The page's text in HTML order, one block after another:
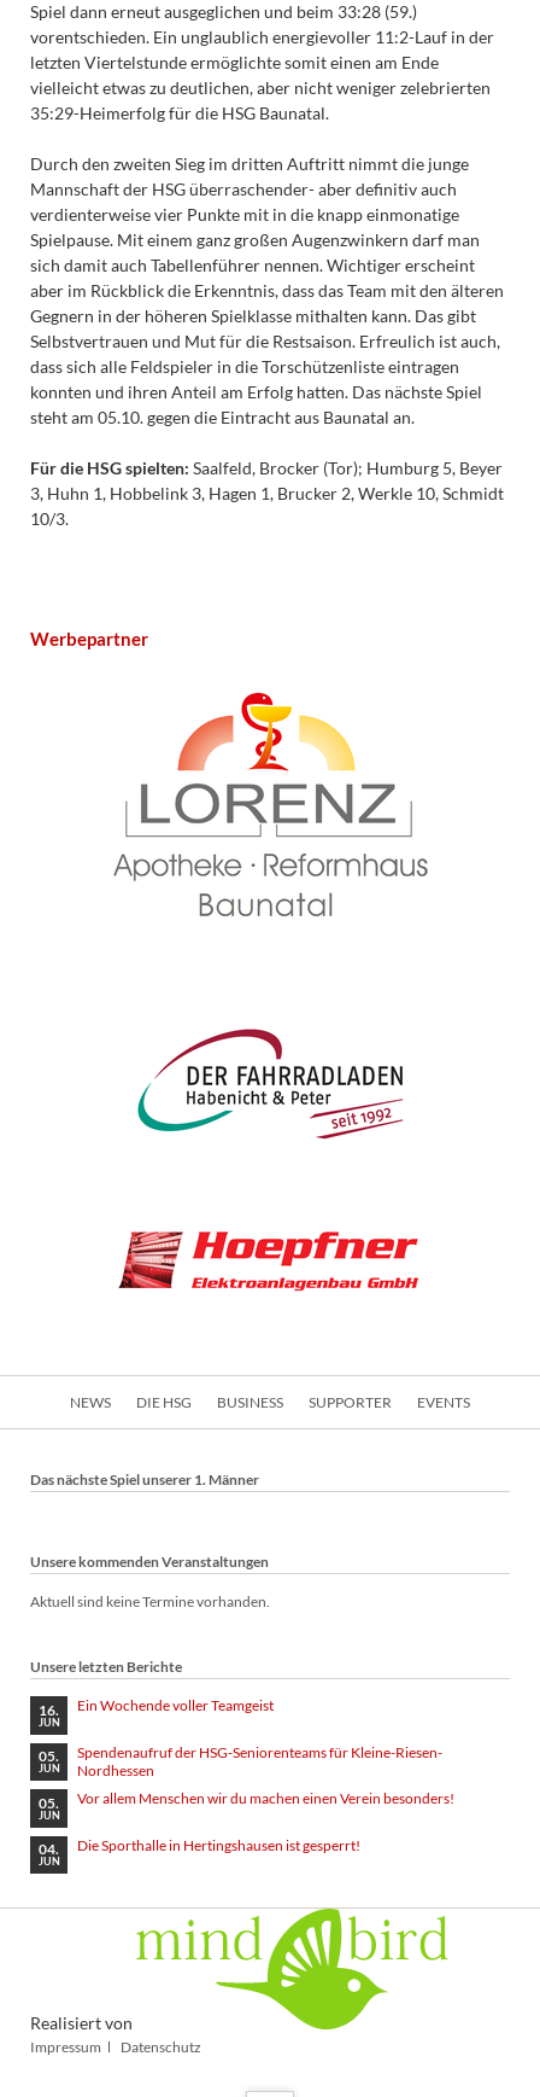
Spiel dann erneut ausgeglichen und beim 33:28 (59.)
vorentschieden. Ein unglaublich energievoller 11:2-Lauf in der
letzten Viertelstunde ermöglichte somit einen am Ende
vielleicht etwas zu deutlichen, aber nicht weniger zelebrierten
35:29-Heimerfolg für die HSG Baunatal.
Durch den zweiten Sieg im dritten Auftritt nimmt die junge
Mannschaft der HSG überraschender- aber definitiv auch
verdienterweise vier Punkte mit in die knapp einmonatige
Spielpause. Mit einem ganz großen Augenzwinkern darf man
sich damit auch Tabellenführer nennen. Wichtiger erscheint
aber im Rückblick die Erkenntnis, dass das Team mit den älteren
Gegnern in der höheren Spielklasse mithalten kann. Das gibt
Selbstvertrauen und Mut für die Restsaison. Erfreulich ist auch,
dass sich alle Feldspieler in die Torschützenliste eintragen
konnten und ihren Anteil am Erfolg hatten. Das nächste Spiel
steht am 05.10. gegen die Eintracht aus Baunatal an.
Für die HSG spielten: Saalfeld, Brocker (Tor); Humburg 5, Beyer
3, Huhn 1, Hobbelink 3, Hagen 1, Brucker 2, Werkle 10, Schmidt
10/3.
Werbepartner
Navigation
NEWS DIE HSG BUSINESS SUPPORTER EVENTS
Das nächste Spiel unserer 1. Männer
Unsere kommenden Veranstaltungen
Aktuell sind keine Termine vorhanden.
Unsere letzten Berichte
16.
JUN
Ein Wochende voller Teamgeist
05.
JUN
Spendenaufruf der HSG-Seniorenteams für Kleine-Riesen-
Nordhessen
05.
JUN
Vor allem Menschen wir du machen einen Verein besonders!
04.
JUN
Die Sporthalle in Hertingshausen ist gesperrt!
Realisiert von
Navigation
Impressum Datenschutz